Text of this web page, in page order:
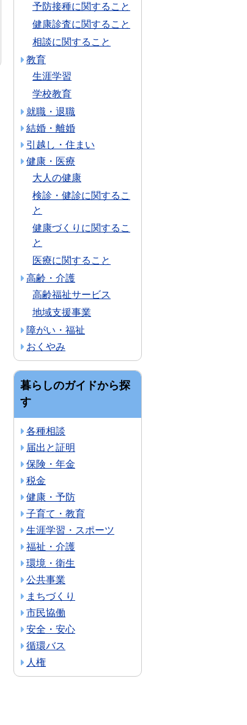
予防接種に関すること
健康診査に関すること
相談に関すること
教育
生涯学習
学校教育
就職・退職
結婚・離婚
引越し・住まい
健康・医療
大人の健康
検診・健診に関するこ
と
健康づくりに関するこ
と
医療に関すること
高齢・介護
高齢福祉サービス
地域支援事業
障がい・福祉
おくやみ
暮らしのガイドから探
す
各種相談
届出と証明
保険・年金
税金
健康・予防
子育て・教育
生涯学習・スポーツ
福祉・介護
環境・衛生
公共事業
まちづくり
市民協働
安全・安心
循環バス
人権